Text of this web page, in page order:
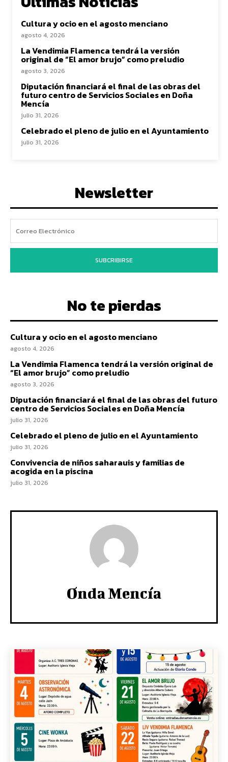
Cultura y ocio en el agosto menciano
agosto 4, 2026
La Vendimia Flamenca tendrá la versión
original de “El amor brujo” como preludio
agosto 3, 2026
Diputación financiará el final de las obras del
futuro centro de Servicios Sociales en Doña
Mencía
julio 31, 2026
Celebrado el pleno de julio en el Ayuntamiento
julio 31, 2026
Newsletter
SUBCRIBIRSE
No te pierdas
Cultura y ocio en el agosto menciano
agosto 4, 2026
La Vendimia Flamenca tendrá la versión original de
“El amor brujo” como preludio
agosto 3, 2026
Diputación financiará el final de las obras del futuro
centro de Servicios Sociales en Doña Mencía
julio 31, 2026
Celebrado el pleno de julio en el Ayuntamiento
julio 31, 2026
Convivencia de niños saharauis y familias de
acogida en la piscina
julio 31, 2026
Onda Mencía